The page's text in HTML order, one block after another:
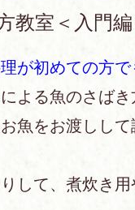
て
いて
教室＜入門
めての方で
よる魚のさば
魚をお渡しし
して、煮炊き